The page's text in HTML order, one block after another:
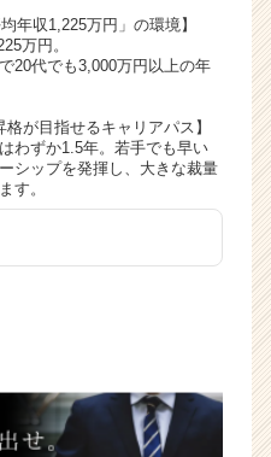
年収1,225万円」の環境】
万円。
20代でも3,000万円以上の年
が目指せるキャリアパス】
わずか1.5年。若手でも早い
シップを発揮し、大きな裁量
す。